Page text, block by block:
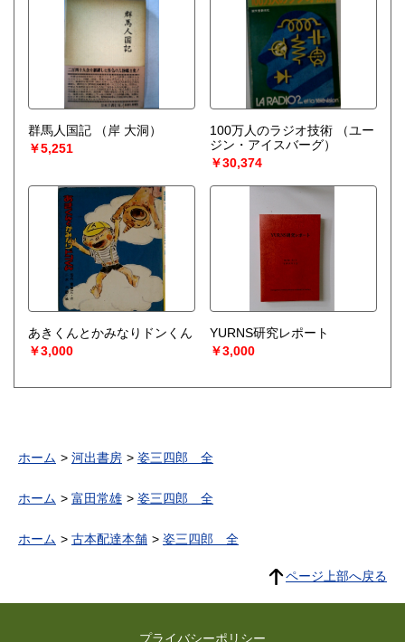
群馬人国記
（岸 大洞）
￥5,251
100万人のラジオ技術
（ユー
ジン・アイスバーグ）
￥30,374
あきくんとかみなりドンくん
￥3,000
YURNS研究レポート
￥3,000
ホーム 河出書房 姿三四郎 全
ホーム 富田常雄 姿三四郎 全
ホーム 古本配達本舗 姿三四郎 全
ページ上部へ戻る
プライバシーポリシー